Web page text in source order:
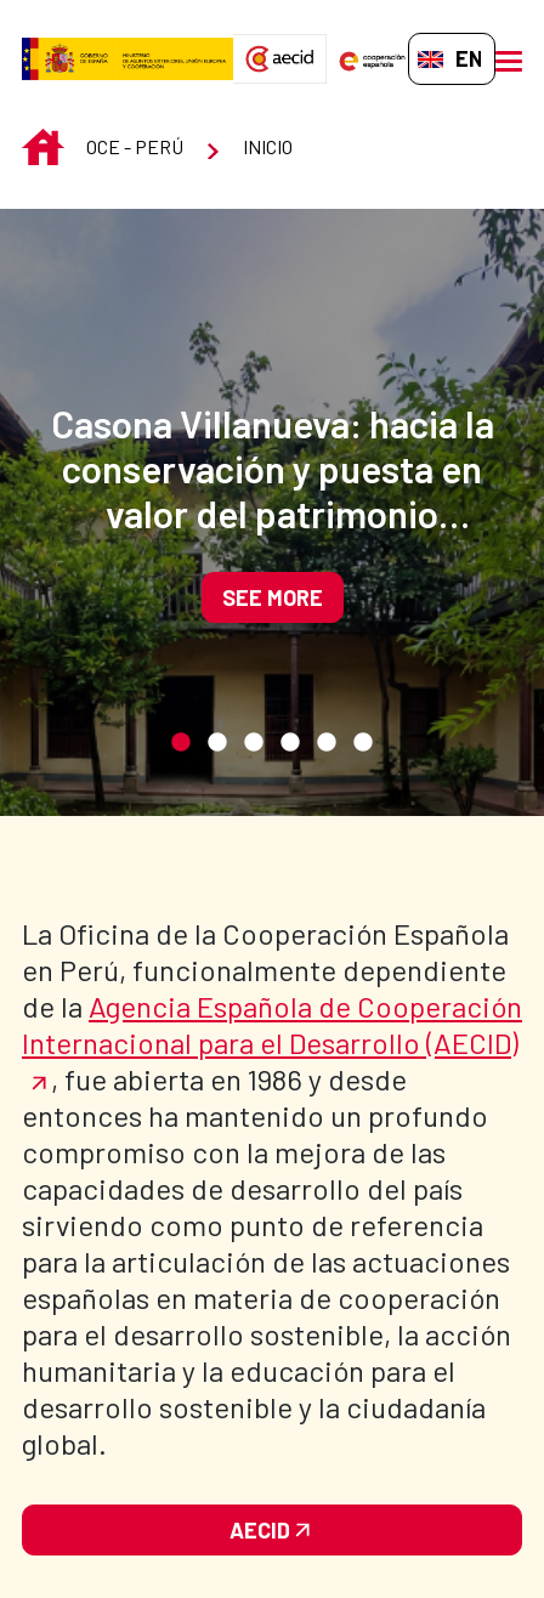
EN-GB
INICIOOCE - PERÚ INICIO
Casona Villanueva: hacia la
conservación y puesta en
valor del patrimonio
cultural del centro
histórico de Cajamarca
SEE MORE
La Oficina de la Cooperación Española
en Perú, funcionalmente dependiente
de la Agencia Española de Cooperación
Internacional para el Desarrollo (AECID)
, fue abierta en 1986 y desde
entonces ha mantenido un profundo
compromiso con la mejora de las
capacidades de desarrollo del país
sirviendo como punto de referencia
para la articulación de las actuaciones
españolas en materia de cooperación
para el desarrollo sostenible, la acción
humanitaria y la educación para el
desarrollo sostenible y la ciudadanía
global.
AECID